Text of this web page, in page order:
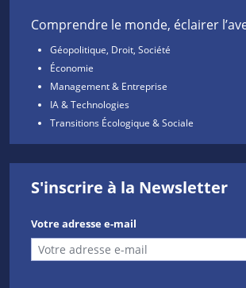
Comprendre le monde, éclairer
Géopolitique, Droit, Société
Économie
Management & Entreprise
IA & Technologies
Transitions Écologique & Sociale
S'inscrire à la Newsletter
Votre adresse e-mail